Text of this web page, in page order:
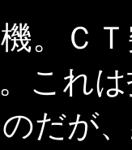
。Ｃ
これ
だが